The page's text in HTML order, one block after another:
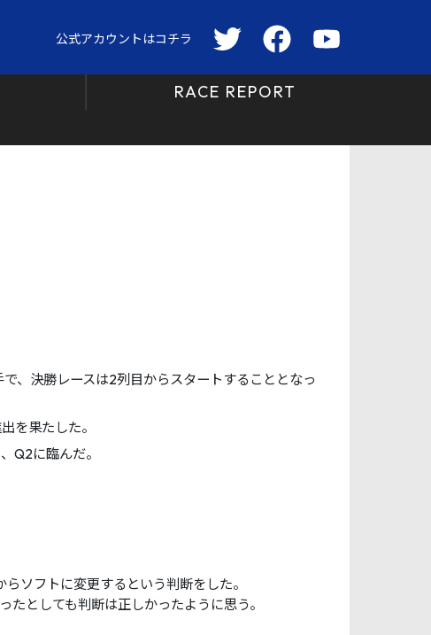
公式アカウントはコチラ
RACE REPORT
、決勝レースは2列目からスタートすることとなっ
を果たした。
Q2に臨んだ。
ソフトに変更するという判断をした。
としても判断は正しかったように思う。